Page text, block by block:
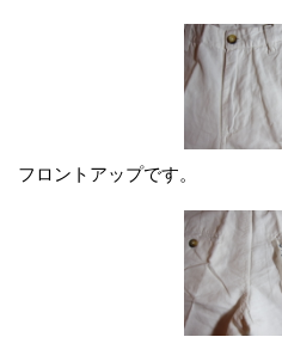
フロントアップです。